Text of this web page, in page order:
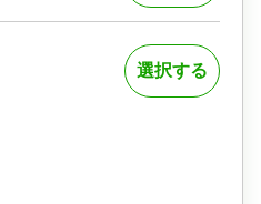
選択する